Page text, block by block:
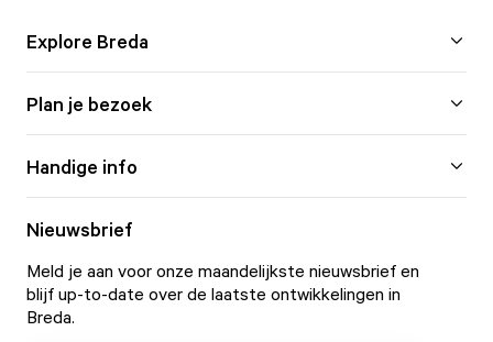
Explore Breda
Plan je bezoek
Handige info
Nieuwsbrief
Meld je aan voor onze maandelijkste nieuwsbrief en
blijf up-to-date over de laatste ontwikkelingen in
Breda.